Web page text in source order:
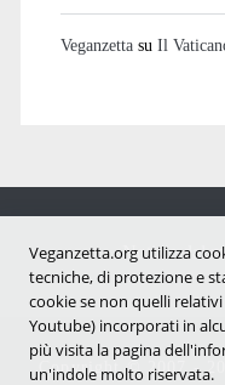
Veganzettasu Il
Notizie dal
Copyright © 2007 -
Veganzetta.org utilizza
tecniche, di protezione e
cookie se non quelli
Youtube) incorporati in
più visita la pagina
un'indole molto riservata.